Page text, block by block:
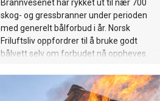
Brannvesenet har rykket ut til nær 700
skog- og gressbranner under perioden
med generelt bålforbud i år. Norsk
Friluftsliv oppfordrer til å bruke godt
bålvett selv om forbudet nå oppheves.